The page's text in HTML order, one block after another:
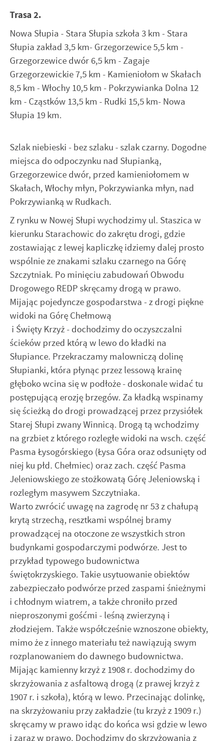
Trasa 2.
Nowa Słupia - Stara Słupia szkoła 3 km - Stara
Słupia zakład 3,5 km- Grzegorzewice 5,5 km -
Grzegorzewice dwór 6,5 km - Zagaje
Grzegorzewickie 7,5 km - Kamieniołom w Skałach
8,5 km - Włochy 10,5 km - Pokrzywianka Dolna 12
km - Cząstków 13,5 km - Rudki 15,5 km- Nowa
Słupia 19 km.
Szlak niebieski - bez szlaku - szlak czarny. Dogodne
miejsca do odpoczynku nad Słupianką,
Grzegorzewice dwór, przed kamieniołomem w
Skałach, Włochy młyn, Pokrzywianka młyn, nad
Pokrzywianką w Rudkach.
Z rynku w Nowej Słupi wychodzimy ul. Staszica w
kierunku Starachowic do zakrętu drogi, gdzie
zostawiając z lewej kapliczkę idziemy dalej prosto
wspólnie ze znakami szlaku czarnego na Górę
Szczytniak. Po minięciu zabudowań Obwodu
Drogowego REDP skręcamy drogą w prawo.
Mijając pojedyncze gospodarstwa - z drogi piękne
widoki na Górę Chełmową
i Święty Krzyż - dochodzimy do oczyszczalni
ścieków przed którą w lewo do kładki na
Słupiance. Przekraczamy malowniczą dolinę
Słupianki, która płynąc przez lessową krainę
głęboko wcina się w podłoże - doskonale widać tu
postępującą erozję brzegów. Za kładką wspinamy
się ścieżką do drogi prowadzącej przez przysiółek
Starej Słupi zwany Winnicą. Drogą tą wchodzimy
na grzbiet z którego rozległe widoki na wsch. część
Pasma Łysogórskiego (Łysa Góra oraz odsunięty od
niej ku płd. Chełmiec) oraz zach. część Pasma
Jeleniowskiego ze stożkowatą Górę Jeleniowską i
rozległym masywem Szczytniaka.
Warto zwrócić uwagę na zagrodę nr 53 z chałupą
krytą strzechą, resztkami wspólnej bramy
prowadzącej na otoczone ze wszystkich stron
budynkami gospodarczymi podwórze. Jest to
przykład typowego budownictwa
świętokrzyskiego. Takie usytuowanie obiektów
zabezpieczało podwórze przed zaspami śnieżnymi
i chłodnym wiatrem, a także chroniło przed
nieproszonymi gośćmi - leśną zwierzyną i
złodziejem. Także współcześnie wznoszone obiekty,
mimo że z innego materiału też nawiązują swym
rozplanowaniem do dawnego budownictwa.
Mijając kamienny krzyż z 1908 r. dochodzimy do
skrzyżowania z asfaltową drogą (z prawej krzyż z
1907 r. i szkoła), którą w lewo. Przecinając dolinkę,
na skrzyżowaniu przy zakładzie (tu krzyż z 1909 r.)
skręcamy w prawo idąc do końca wsi gdzie w lewo
i zaraz w prawo. Dochodzimy do skrzyżowania z